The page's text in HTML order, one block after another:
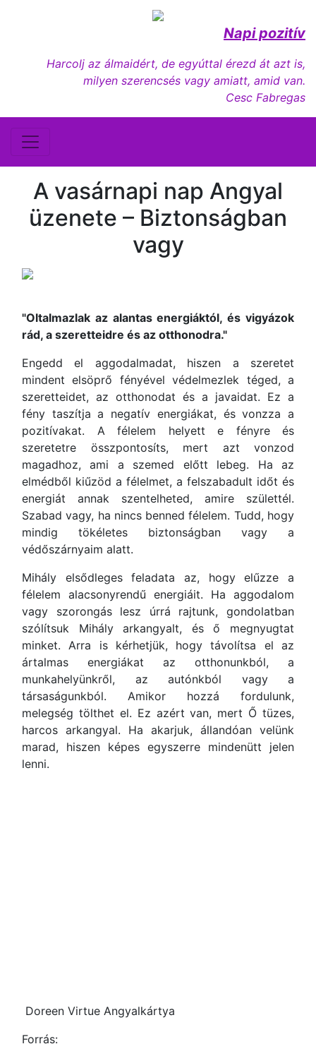
Napi pozitív
Harcolj az álmaidért, de egyúttal érezd át azt is,
milyen szerencsés vagy amiatt, amid van.
Cesc Fabregas
A vasárnapi nap Angyal
üzenete – Biztonságban
vagy
"Oltalmazlak az alantas energiáktól, és vigyázok
rád, a szeretteidre és az otthonodra."
Engedd el aggodalmadat, hiszen a szeretet
mindent elsöprő fényével védelmezlek téged, a
szeretteidet, az otthonodat és a javaidat. Ez a
fény taszítja a negatív energiákat, és vonzza a
pozitívakat. A félelem helyett e fényre és
szeretetre összpontosíts, mert azt vonzod
magadhoz, ami a szemed előtt lebeg. Ha az
elmédből kiűzöd a félelmet, a felszabadult időt és
energiát annak szentelheted, amire születtél.
Szabad vagy, ha nincs benned félelem. Tudd, hogy
mindig tökéletes biztonságban vagy a
védőszárnyaim alatt.
Mihály elsődleges feladata az, hogy elűzze a
félelem alacsonyrendű energiáit. Ha aggodalom
vagy szorongás lesz úrrá rajtunk, gondolatban
szólítsuk Mihály arkangyalt, és ő megnyugtat
minket. Arra is kérhetjük, hogy távolítsa el az
ártalmas energiákat az otthonunkból, a
munkahelyünkről, az autónkból vagy a
társaságunkból. Amikor hozzá fordulunk,
melegség tölthet el. Ez azért van, mert Ő tüzes,
harcos arkangyal. Ha akarjuk, állandóan velünk
marad, hiszen képes egyszerre mindenütt jelen
lenni.
Doreen Virtue Angyalkártya
Forrás: